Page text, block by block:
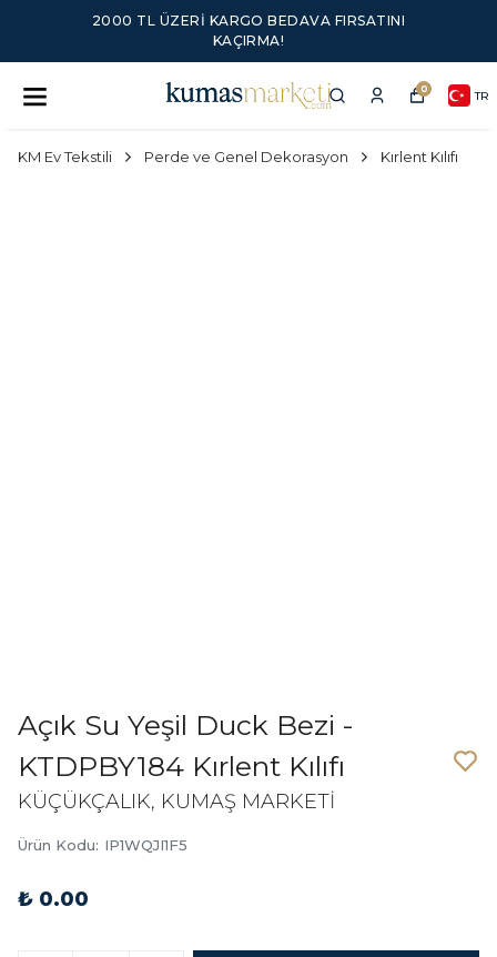
2000 TL ÜZERI KARGO BEDAVA FIRSATINI
KAÇIRMA!
0 TR
KM Ev Tekstili Perde ve Genel Dekorasyon Kırlent Kılıfı
Açık Su Yeşil Duck Bezi -
KTDPBY184 Kırlent Kılıfı
KÜÇÜKÇALIK, KUMAŞ MARKETİ
Ürün Kodu: IP1WQJI1F5
₺ 0.00